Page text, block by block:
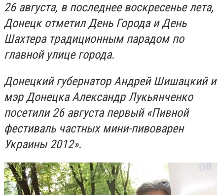
26 августа, в последнее воскресенье лета,
Донецк отметил День Города и День
Шахтера традиционным парадом по
главной улице города.
Донецкий губернатор Андрей Шишацкий и
мэр Донецка Александр Лукьянченко
посетили 26 августа первый «Пивной
фестиваль частных мини-пивоварен
Украины 2012».